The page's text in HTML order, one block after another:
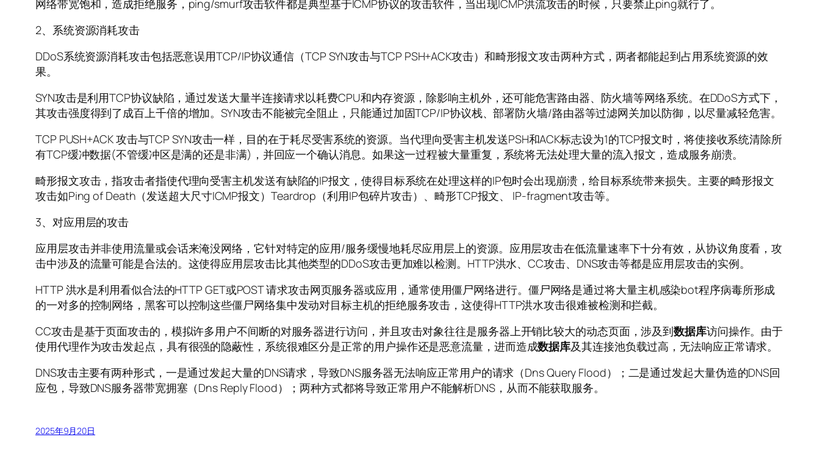
网络带宽饱和，造成拒绝服务，ping/smurf攻击软件都是典型基于ICMP协议的攻击软件，当出现ICMP洪流攻击的时候，只要禁止ping就行了。
2、系统资源消耗攻击
DDoS系统资源消耗攻击包括恶意误用TCP/IP协议通信（TCP SYN攻击与TCP PSH+ACK攻击）和畸形报文攻击两种方式，两者都能起到占用系统资源的效
果。
SYN攻击是利用TCP协议缺陷，通过发送大量半连接请求以耗费CPU和内存资源，除影响主机外，还可能危害路由器、防火墙等网络系统。在DDoS方式下，
其攻击强度得到了成百上千倍的增加。SYN攻击不能被完全阻止，只能通过加固TCP/IP协议栈、部署防火墙/路由器等过滤网关加以防御，以尽量减轻危害。
TCP PUSH+ACK 攻击与TCP SYN攻击一样，目的在于耗尽受害系统的资源。当代理向受害主机发送PSH和ACK标志设为1的TCP报文时，将使接收系统清除所
有TCP缓冲数据(不管缓冲区是满的还是非满)，并回应一个确认消息。如果这一过程被大量重复，系统将无法处理大量的流入报文，造成服务崩溃。
畸形报文攻击，指攻击者指使代理向受害主机发送有缺陷的IP报文，使得目标系统在处理这样的IP包时会出现崩溃，给目标系统带来损失。主要的畸形报文
攻击如Ping of Death（发送超大尺寸ICMP报文）Teardrop（利用IP包碎片攻击）、畸形TCP报文、 IP-fragment攻击等。
3、对应用层的攻击
应用层攻击并非使用流量或会话来淹没网络，它针对特定的应用/服务缓慢地耗尽应用层上的资源。应用层攻击在低流量速率下十分有效，从协议角度看，攻
击中涉及的流量可能是合法的。这使得应用层攻击比其他类型的DDoS攻击更加难以检测。HTTP洪水、CC攻击、DNS攻击等都是应用层攻击的实例。
HTTP 洪水是利用看似合法的HTTP GET或POST 请求攻击网页服务器或应用，通常使用僵尸网络进行。僵尸网络是通过将大量主机感染bot程序病毒所形成
的一对多的控制网络，黑客可以控制这些僵尸网络集中发动对目标主机的拒绝服务攻击，这使得HTTP洪水攻击很难被检测和拦截。
CC攻击是基于页面攻击的，模拟许多用户不间断的对服务器进行访问，并且攻击对象往往是服务器上开销比较大的动态页面，涉及到数据库访问操作。由于
使用代理作为攻击发起点，具有很强的隐蔽性，系统很难区分是正常的用户操作还是恶意流量，进而造成数据库及其连接池负载过高，无法响应正常请求。
DNS攻击主要有两种形式，一是通过发起大量的DNS请求，导致DNS服务器无法响应正常用户的请求（Dns Query Flood）；二是通过发起大量伪造的DNS回
应包，导致DNS服务器带宽拥塞（Dns Reply Flood）；两种方式都将导致正常用户不能解析DNS，从而不能获取服务。
2025年9月20日